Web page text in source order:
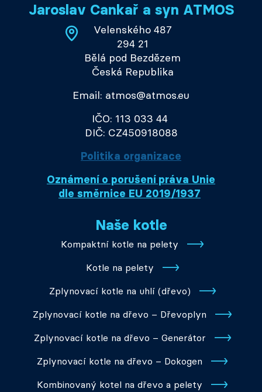
Jaroslav Cankař a syn ATMOS
Velenského 487
294 21
Bělá pod Bezdězem
Česká Republika
Email: atmos@atmos.eu
IČO: 113 033 44
DIČ: CZ450918088
Politika organizace
Oznámení o porušení práva Unie
dle směrnice EU 2019/1937
Naše kotle
Kompaktní kotle na pelety
Kotle na pelety
Zplynovací kotle na uhlí (dřevo)
Zplynovací kotle na dřevo – Dřevoplyn
Zplynovací kotle na dřevo – Generátor
Zplynovací kotle na dřevo – Dokogen
Kombinovaný kotel na dřevo a pelety